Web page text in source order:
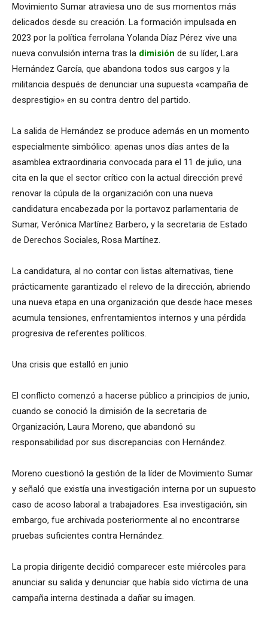
Movimiento Sumar atraviesa uno de sus momentos más
delicados desde su creación. La formación impulsada en
2023 por la política ferrolana Yolanda Díaz Pérez vive una
nueva convulsión interna tras la dimisión de su líder, Lara
Hernández García, que abandona todos sus cargos y la
militancia después de denunciar una supuesta «campaña de
desprestigio» en su contra dentro del partido.
La salida de Hernández se produce además en un momento
especialmente simbólico: apenas unos días antes de la
asamblea extraordinaria convocada para el 11 de julio, una
cita en la que el sector crítico con la actual dirección prevé
renovar la cúpula de la organización con una nueva
candidatura encabezada por la portavoz parlamentaria de
Sumar, Verónica Martínez Barbero, y la secretaria de Estado
de Derechos Sociales, Rosa Martínez.
La candidatura, al no contar con listas alternativas, tiene
prácticamente garantizado el relevo de la dirección, abriendo
una nueva etapa en una organización que desde hace meses
acumula tensiones, enfrentamientos internos y una pérdida
progresiva de referentes políticos.
Una crisis que estalló en junio
El conflicto comenzó a hacerse público a principios de junio,
cuando se conoció la dimisión de la secretaria de
Organización, Laura Moreno, que abandonó su
responsabilidad por sus discrepancias con Hernández.
Moreno cuestionó la gestión de la líder de Movimiento Sumar
y señaló que existía una investigación interna por un supuesto
caso de acoso laboral a trabajadores. Esa investigación, sin
embargo, fue archivada posteriormente al no encontrarse
pruebas suficientes contra Hernández.
La propia dirigente decidió comparecer este miércoles para
anunciar su salida y denunciar que había sido víctima de una
campaña interna destinada a dañar su imagen.